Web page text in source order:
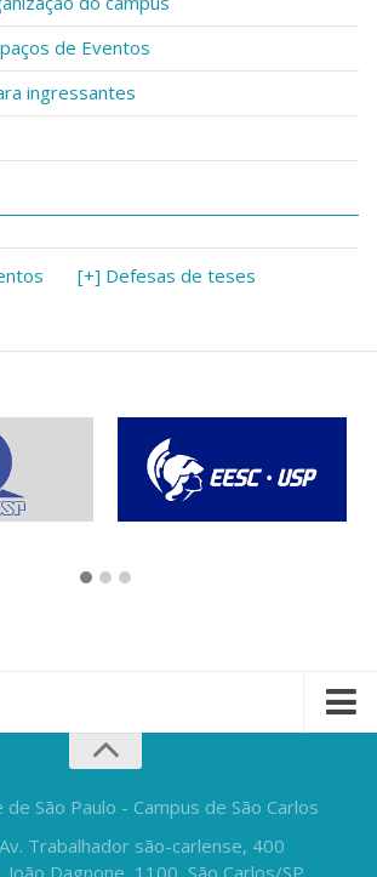
de Eventos
ingressantes
[+] Defesas de teses
São Paulo - Campus de São Carlos
Trabalhador são-carlense, 400
João Dagnone, 1100, São Carlos/SP